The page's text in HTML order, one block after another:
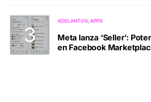
ADELANTOS APPS
Meta lanza ‘Seller’:
en Facebook